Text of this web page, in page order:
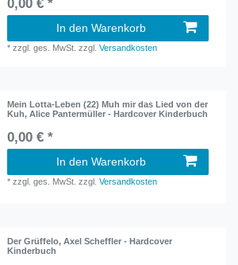
0,00 € *
In den Warenkorb
*zzgl. ges. MwSt. zzgl.Versandkosten
Mein Lotta-Leben (22) Muh mir das Lied von der
Kuh, Alice Pantermüller - Hardcover Kinderbuch
0,00 € *
In den Warenkorb
*zzgl. ges. MwSt. zzgl.Versandkosten
Der Grüffelo, Axel Scheffler - Hardcover
Kinderbuch